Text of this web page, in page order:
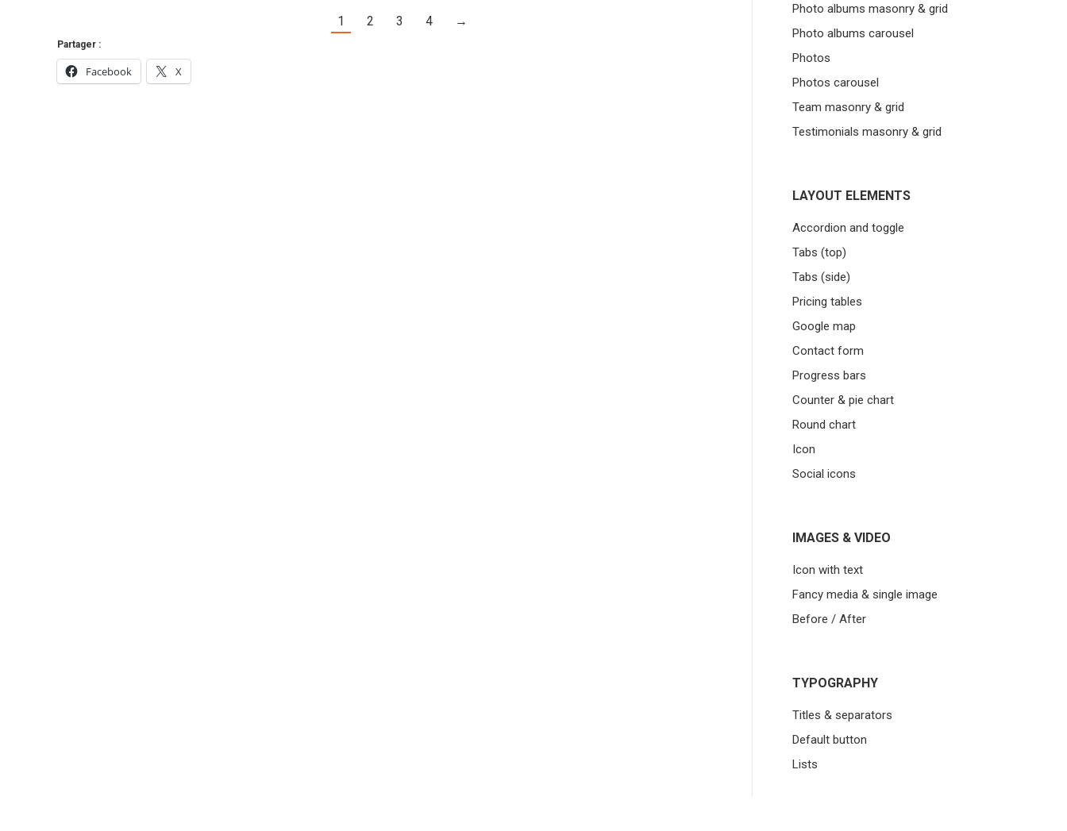
1 2 3 4 →
Partager :
Facebook X
Photo albums masonry & grid
Photo albums carousel
Photos
Photos carousel
Team masonry & grid
Testimonials masonry & grid
LAYOUT ELEMENTS
Accordion and toggle
Tabs (top)
Tabs (side)
Pricing tables
Google map
Contact form
Progress bars
Counter & pie chart
Round chart
Icon
Social icons
IMAGES & VIDEO
Icon with text
Fancy media & single image
Before / After
TYPOGRAPHY
Titles & separators
Default button
Lists